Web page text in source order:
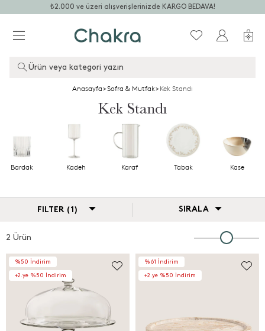
₺2.000 ve üzeri alışverişlerinizde KARGO BEDAVA!
Ürün veya kategori yazın
Anasayfa>Sofra & Mutfak>Kek Standı
Kek Standı
Bardak Kadeh Karaf Tabak Kase
FILTER (1) SIRALA
2 Ürün
%50 İndirim
+2.ye %50 İndirim
%61 İndirim
+2.ye %50 İndirim